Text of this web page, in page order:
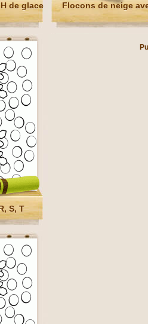
de glace Flocons de neige
S, T